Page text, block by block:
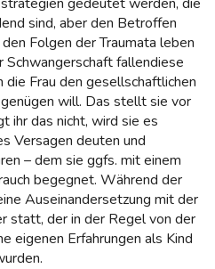
sind, aber den Betroffen
Folgen der Traumata leben
fallendiese
Frau den gesellschaftlichen
will. Das stellt sie vor
ihr das nicht, wird sie es
Versagen deuten und
– dem sie ggfs. mit einem
begegnet. Während der
Auseinandersetzung mit der
statt, der in der Regel von der
eigenen Erfahrungen als Kind